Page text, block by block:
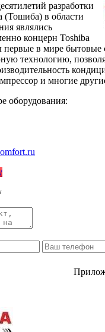
разработки
(Тошиба) в области
являлись
концерн Toshiba
первые в мире бытовые
технологию,
и многие
оборудования: